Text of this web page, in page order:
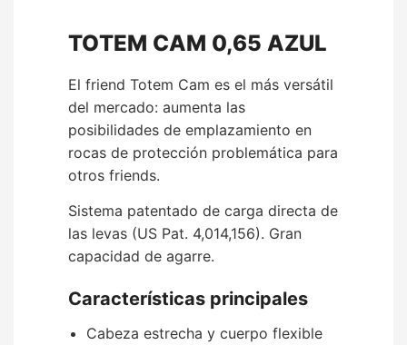
TOTEM CAM 0,65 AZUL
El friend Totem Cam es el más versátil
del mercado: aumenta las
posibilidades de emplazamiento en
rocas de protección problemática para
otros friends.
Sistema patentado de carga directa de
las levas (US Pat. 4,014,156). Gran
capacidad de agarre.
Características principales
Cabeza estrecha y cuerpo flexible